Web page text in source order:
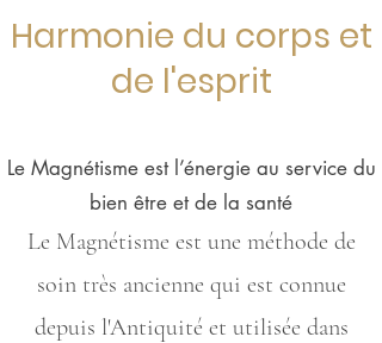
Harmonie du corps et
de l'esprit
Le Magnétisme est l’énergie au service du
bien être et de la santé
Le Magnétisme est une méthode de
soin très ancienne qui est connue
depuis l'Antiquité et utilisée dans